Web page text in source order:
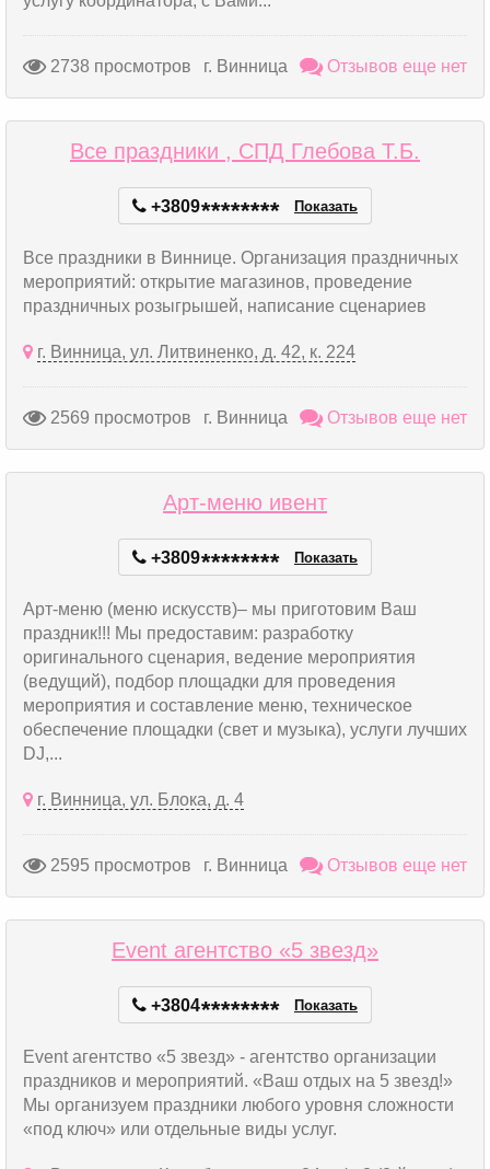
2738 просмотров г. Винница Отзывов еще нет
Все праздники , СПД Глебова Т.Б.
+3809******** Показать
Все праздники в Виннице. Организация праздничных
мероприятий: открытие магазинов, проведение
праздничных розыгрышей, написание сценариев
г. Винница, ул. Литвиненко, д. 42, к. 224
2569 просмотров г. Винница Отзывов еще нет
Арт-меню ивент
+3809******** Показать
Арт-меню (меню искусств)– мы приготовим Ваш
праздник!!! Мы предоставим: разработку
оригинального сценария, ведение мероприятия
(ведущий), подбор площадки для проведения
мероприятия и составление меню, техническое
обеспечение площадки (свет и музыка), услуги лучших
DJ,...
г. Винница, ул. Блока, д. 4
2595 просмотров г. Винница Отзывов еще нет
Event агентство «5 звезд»
+3804******** Показать
Event агентство «5 звезд» - агентство организации
праздников и мероприятий. «Ваш отдых на 5 звезд!»
Мы организуем праздники любого уровня сложности
«под ключ» или отдельные виды услуг.